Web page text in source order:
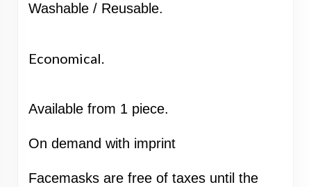
Washable / Reusable.
Economical.
Available from 1 piece.
On demand with imprint
Facemasks are free of taxes until the